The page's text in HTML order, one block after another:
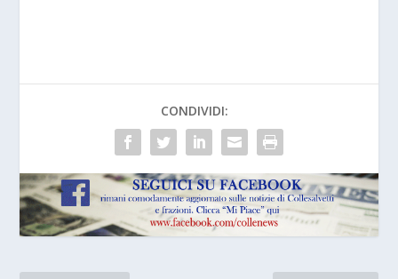
CONDIVIDI: